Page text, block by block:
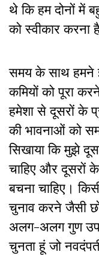
थे कि हम दोनों में
को स्वीकार
समय के साथ हमने
कमियों को पूरा
हमेशा से दूसरों के
की भावनाओं को
सिखाया कि मुझे
चाहिए और दूसरों
बचना चाहिए।
चुनाव करने जैसी
अलग-अलग गुण
चुनता हूं जो